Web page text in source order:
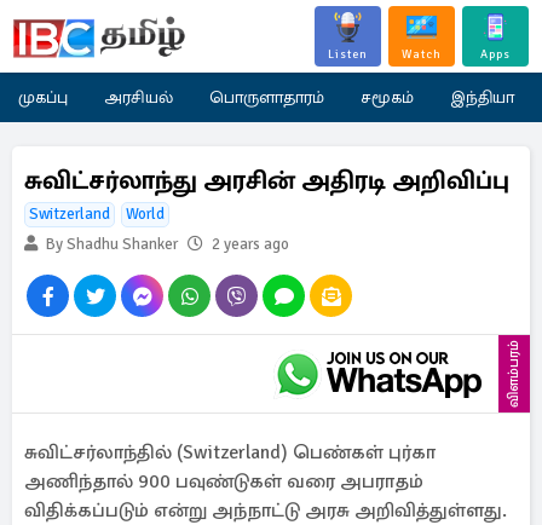
Listen Watch Apps
முகப்பு அரசியல் பொருளாதாரம் சமூகம் இந்தியா
சுவிட்சர்லாந்து அரசின் அதிரடி அறிவிப்பு
Switzerland
World
By Shadhu Shanker
2 years ago
விளம்பரம்
சுவிட்சர்லாந்தில் (Switzerland) பெண்கள் புர்கா
அணிந்தால் 900 பவுண்டுகள் வரை அபராதம்
விதிக்கப்படும் என்று அந்நாட்டு அரசு அறிவித்துள்ளது.